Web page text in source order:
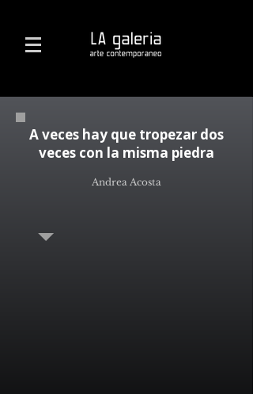
A veces hay que tropezar dos
veces con la misma piedra
Andrea Acosta